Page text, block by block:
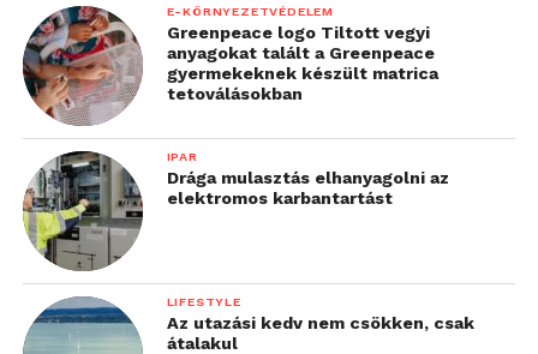
E-KÖRNYEZETVÉDELEM
Greenpeace logo Tiltott vegyi
anyagokat talált a Greenpeace
gyermekeknek készült matrica
tetoválásokban
IPAR
Drága mulasztás elhanyagolni az
elektromos karbantartást
LIFESTYLE
Az utazási kedv nem csökken, csak
átalakul